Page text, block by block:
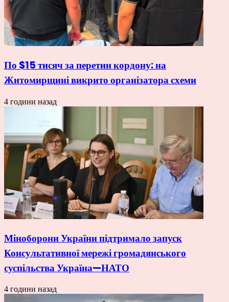
По $15 тисяч за перетин кордону: на
Житомирщині викрито організатора схеми
4 години назад
Міноборони України підтримало запуск
Консультативної мережі громадянського
суспільства Україна—НАТО
4 години назад